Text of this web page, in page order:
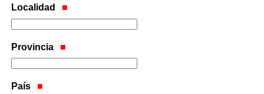
Localidad
Provincia
País